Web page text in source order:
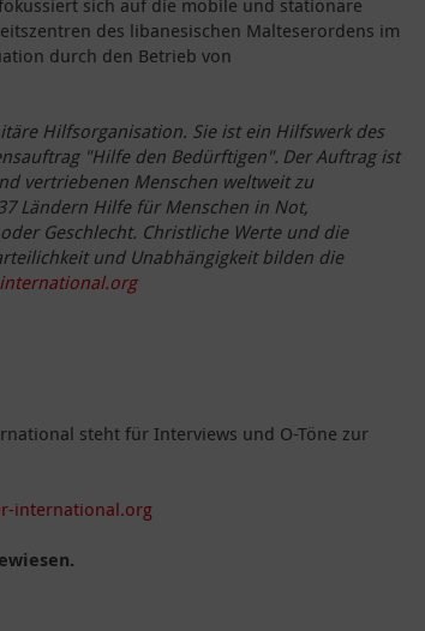
sich auf die mobile und stationäre
des libanesischen Malteserordens im
durch den Betrieb von
Hilfsorganisation. Sie ist ein Hilfswerk des
"Hilfe den Bedürftigen". Der Auftrag ist
vertriebenen Menschen weltweit zu
Ländern Hilfe für Menschen in Not,
Geschlecht. Christliche Werte und die
und Unabhängigkeit bilden die
steht für Interviews und O-Töne zur
international.org